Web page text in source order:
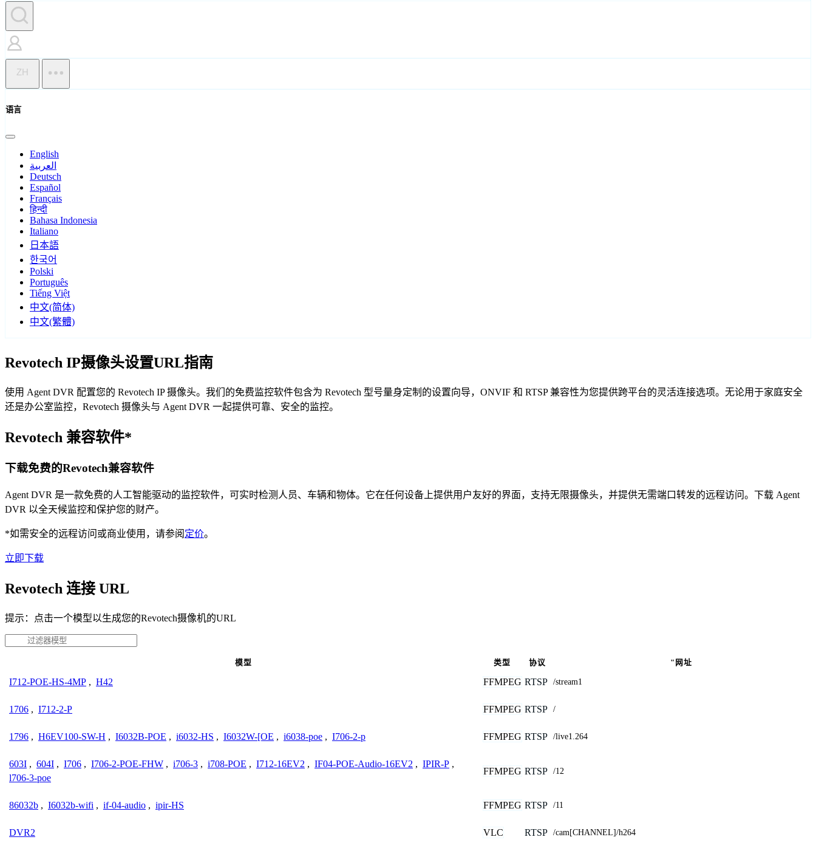
ZH
语言
English
العربية
Deutsch
Español
Français
हिन्दी
Bahasa Indonesia
Italiano
日本語
한국어
Polski
Português
Tiếng Việt
中文(简体)
中文(繁體)
Revotech IP摄像头设置URL指南
使用 Agent DVR 配置您的 Revotech IP 摄像头。我们的免费监控软件包含为 Revotech 型号量身定制的设置向导，ONVIF 和 RTSP 兼容性为您提供跨平台的灵活连接选项。无论用于家庭安全
还是办公室监控，Revotech 摄像头与 Agent DVR 一起提供可靠、安全的监控。
Revotech 兼容软件*
下载免费的Revotech兼容软件
Agent DVR 是一款免费的人工智能驱动的监控软件，可实时检测人员、车辆和物体。它在任何设备上提供用户友好的界面，支持无限摄像头，并提供无需端口转发的远程访问。下载 Agent
DVR 以全天候监控和保护您的财产。
*如需安全的远程访问或商业使用，请参阅 定价。
立即下载
Revotech 连接 URL
提示：点击一个模型以生成您的Revotech摄像机的URL
模型 类型 协议 "网址
I712-POE-HS-4MP , H42 FFMPEG RTSP /stream1
1706 , I712-2-P FFMPEG RTSP /
1796 , H6EV100-SW-H , I6032B-POE , i6032-HS , I6032W-[OE , i6038-poe , I706-2-p FFMPEG RTSP /live1.264
603I , 604I , I706 , I706-2-POE-FHW , i706-3 , i708-POE , I712-16EV2 , IF04-POE-Audio-16EV2 , IPIR-P ,
l706-3-poe
FFMPEG RTSP /12
86032b , I6032b-wifi , if-04-audio , ipir-HS FFMPEG RTSP /11
DVR2 VLC RTSP /cam[CHANNEL]/h264